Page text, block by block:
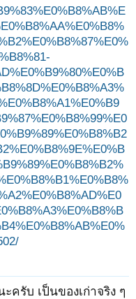
ครับ เป็นของเก่าจริง ๆ